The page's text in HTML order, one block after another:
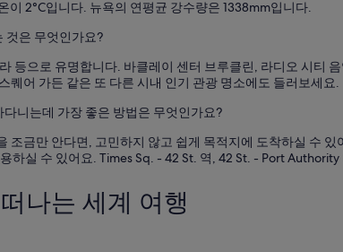
이 2°C입니다. 뉴욕의 연평균 강수량은 1338mm입니다.
것은 무엇인가요?
등으로 유명합니다. 바클레이 센터 브루클린, 라디오 시티
퀘어 가든 같은 또 다른 시내 인기 관광 명소에도 들러보세요.
니는데 가장 좋은 방법은 무엇인가요?
조금만 안다면, 고민하지 않고 쉽게 목적지에 도착하실 수
하실 수 있어요. Times Sq. - 42 St. 역, 42 St. - Port
나는 세계 여행